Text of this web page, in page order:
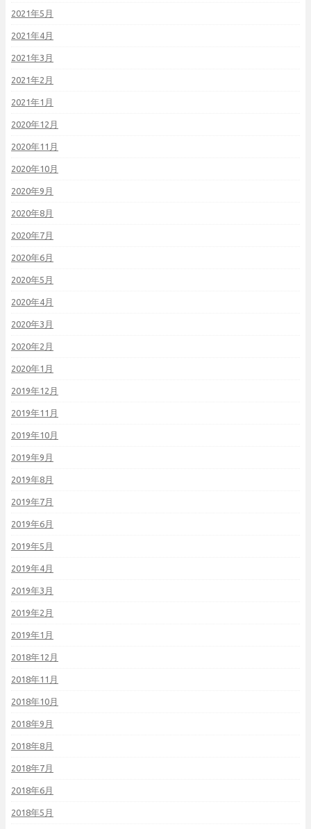
2021年5月
2021年4月
2021年3月
2021年2月
2021年1月
2020年12月
2020年11月
2020年10月
2020年9月
2020年8月
2020年7月
2020年6月
2020年5月
2020年4月
2020年3月
2020年2月
2020年1月
2019年12月
2019年11月
2019年10月
2019年9月
2019年8月
2019年7月
2019年6月
2019年5月
2019年4月
2019年3月
2019年2月
2019年1月
2018年12月
2018年11月
2018年10月
2018年9月
2018年8月
2018年7月
2018年6月
2018年5月